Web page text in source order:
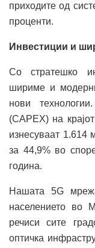
приходите од
проценти.
Инвестиции и
Со стратешко
шириме и
нови
(CAPEX) на
изнесуваат 1.614
за 44,9% во
година.
Нашата 5G
населението во
речиси сите
оптичка